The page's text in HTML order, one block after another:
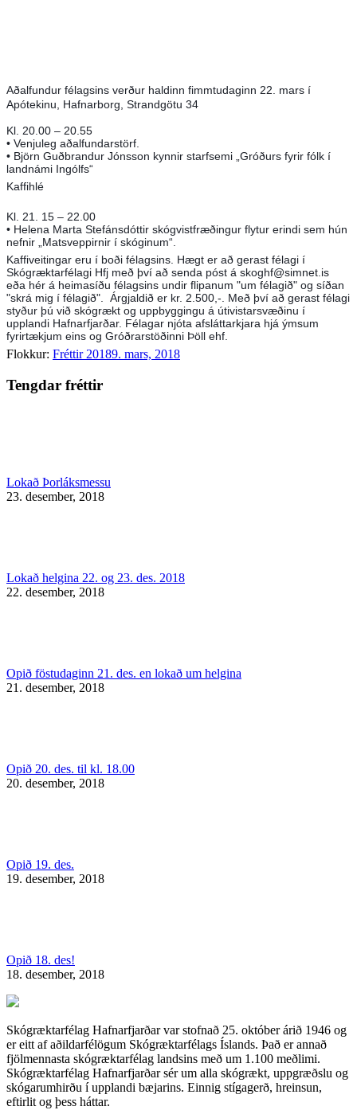
Aðalfundur félagsins verður haldinn fimmtudaginn 22. mars í
Apótekinu, Hafnarborg, Strandgötu 34
Kl. 20.00 – 20.55
• Venjuleg aðalfundarstörf.
• Björn Guðbrandur Jónsson kynnir starfsemi „Gróðurs fyrir fólk í
landnámi Ingólfs“
Kaffihlé
Kl. 21. 15 – 22.00
• Helena Marta Stefánsdóttir skógvistfræðingur flytur erindi sem hún
nefnir „Matsveppirnir í skóginum“.
Kaffiveitingar eru í boði félagsins. Hægt er að gerast félagi í
Skógræktarfélagi Hfj með því að senda póst á skoghf@simnet.is
eða hér á heimasíðu félagsins undir flipanum "um félagið" og síðan
"skrá mig í félagið". Árgjaldið er kr. 2.500,-. Með því að gerast félagi
styður þú við skógrækt og uppbyggingu á útivistarsvæðinu í
upplandi Hafnarfjarðar. Félagar njóta afsláttarkjara hjá ýmsum
fyrirtækjum eins og Gróðrarstöðinni Þöll ehf.
Flokkur: Fréttir 20189. mars, 2018
Tengdar fréttir
Lokað Þorláksmessu
23. desember, 2018
Lokað helgina 22. og 23. des. 2018
22. desember, 2018
Opið föstudaginn 21. des. en lokað um helgina
21. desember, 2018
Opið 20. des. til kl. 18.00
20. desember, 2018
Opið 19. des.
19. desember, 2018
Opið 18. des!
18. desember, 2018
Skógræktarfélag Hafnarfjarðar var stofnað 25. október árið 1946 og
er eitt af aðildarfélögum Skógræktarfélags Íslands. Það er annað
fjölmennasta skógræktarfélag landsins með um 1.100 meðlimi.
Skógræktarfélag Hafnarfjarðar sér um alla skógrækt, uppgræðslu og
skógarumhirðu í upplandi bæjarins. Einnig stígagerð, hreinsun,
eftirlit og þess háttar.